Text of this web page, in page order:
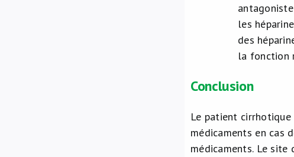
les
des
la fonction
Conclusion
Le patient
médicaments en cas
médicaments. Le